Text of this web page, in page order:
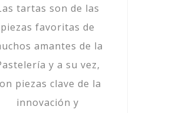
tartas son de las
piezas favoritas de
amantes de la
y a su vez,
piezas clave de la
innovación y